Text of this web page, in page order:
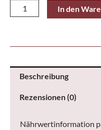
Beutel
150
Menge
In den
Beschreibung
Rezensionen (0)
Nährwertinformation